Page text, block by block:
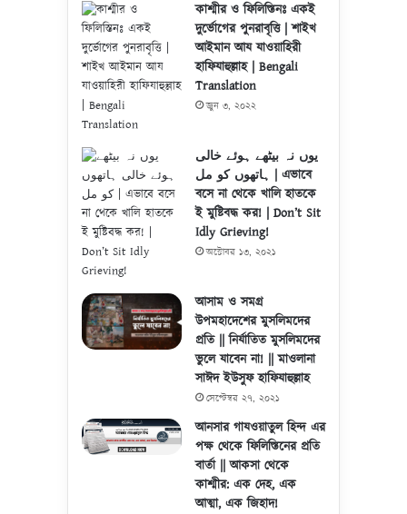
কাশ্মীর ও ফিলিস্তিনঃ একই
দুর্ভোগের পুনরাবৃত্তি | শাইখ
আইমান আয যাওয়াহিরী
হাফিযাহুল্লাহ | Bengali
Translation
জুন ৩, ২০২২
یوں نہ بیٹھے ہوئے خالی
ہاتھوں کو مل | এভাবে
বসে না থেকে খালি হাতকে
ই মুষ্টিবদ্ধ কর! | Don’t Sit
Idly Grieving!
অক্টোবর ১৩, ২০২১
আসাম ও সমগ্র
উপমহাদেশের মুসলিমদের
প্রতি || নির্যাতিত মুসলিমদের
ভুলে যাবেন না! || মাওলানা
সাঈদ ইউসুফ হাফিযাহুল্লাহ
সেপ্টেম্বর ২৭, ২০২১
আনসার গাযওয়াতুল হিন্দ এর
পক্ষ থেকে ফিলিস্তিনের প্রতি
বার্তা || আকসা থেকে
কাশ্মীর: এক দেহ, এক
আত্মা, এক জিহাদ!